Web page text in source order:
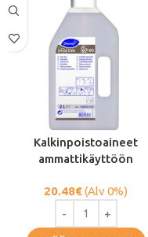
Kalkinpoistoaineet
ammattikäyttöön
20.48€(Alv 0%)